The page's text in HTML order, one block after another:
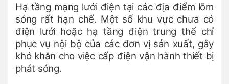
Hạ tầng mạng lưới điện tại các địa điểm lõm
sóng rất hạn chế. Một số khu vực chưa có
điện lưới hoặc hạ tầng điện trung thế chỉ
phục vụ nội bộ của các đơn vị sản xuất, gây
khó khăn cho việc cấp điện vận hành thiết bị
phát sóng.